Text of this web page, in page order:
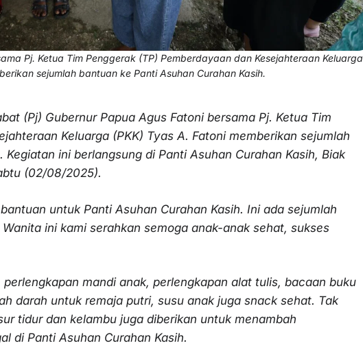
Pj. Ketua Tim Penggerak (TP) Pemberdayaan dan Kesejahteraan Keluarga
sejumlah bantuan ke Panti Asuhan Curahan Kasih.
(Pj) Gubernur Papua Agus Fatoni bersama Pj. Ketua Tim
Keluarga (PKK) Tyas A. Fatoni memberikan sejumlah
ini berlangsung di Panti Asuhan Curahan Kasih, Biak
(02/08/2025).
untuk Panti Asuhan Curahan Kasih. Ini ada sejumlah
ini kami serahkan semoga anak-anak sehat, sukses
mandi anak, perlengkapan alat tulis, bacaan buku
darah untuk remaja putri, susu anak juga snack sehat. Tak
tidur dan kelambu juga diberikan untuk menambah
di Panti Asuhan Curahan Kasih.